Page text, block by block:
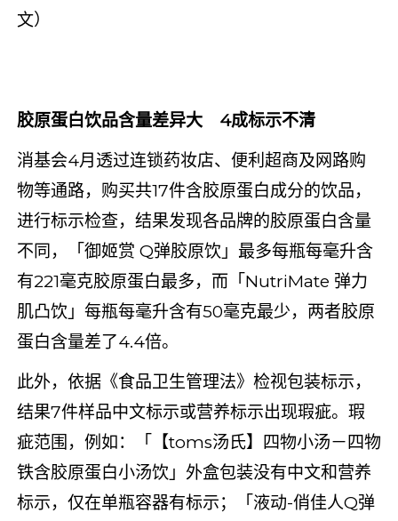
文）
胶原蛋白饮品含量差异大 4成标示不清
消基会4月透过连锁药妆店、便利超商及网路购
物等通路，购买共17件含胶原蛋白成分的饮品，
进行标示检查，结果发现各品牌的胶原蛋白含量
不同，「御姬赏 Q弹胶原饮」最多每瓶每毫升含
有221毫克胶原蛋白最多，而「NutriMate 弹力
肌凸饮」每瓶每毫升含有50毫克最少，两者胶原
蛋白含量差了4.4倍。
此外，依据《食品卫生管理法》检视包装标示，
结果7件样品中文标示或营养标示出现瑕疵。瑕
疵范围，例如：「【toms汤氏】四物小汤－四物
铁含胶原蛋白小汤饮」外盒包装没有中文和营养
标示，仅在单瓶容器有标示；「液动-俏佳人Q弹